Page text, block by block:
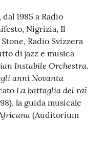
1985 a Radio
Nigrizia, Il
Radio Svizzera
di jazz e musica
Instabile Orchestra.
anni Novanta
La battaglia del raï
la guida musicale
(Auditorium